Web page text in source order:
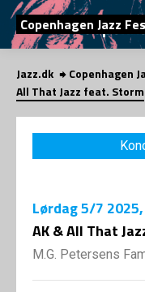
Copenhagen Jazz
Jazz.dk Copenhagen
All That Jazz feat. Storm
Lørdag5/7 2025
AK & All That
M.G. Petersens